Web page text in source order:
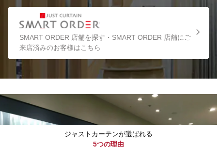
SMART ORDER 店舗を探す・SMART ORDER 店舗にご
来店済みのお客様はこちら
ジャストカーテンが選ばれる
5つの理由